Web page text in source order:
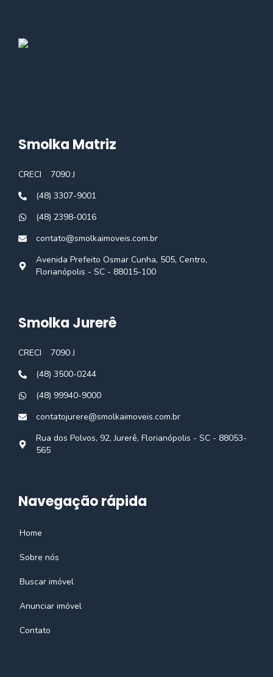
Smolka Matriz
CRECI
7090 J
(48) 3307-9001
(48) 2398-0016
contato@smolkaimoveis.com.br
Avenida Prefeito Osmar Cunha, 505, Centro,
Florianópolis - SC - 88015-100
Smolka Jurerê
CRECI
7090 J
(48) 3500-0244
(48) 99940-9000
contatojurere@smolkaimoveis.com.br
Rua dos Polvos, 92, Jurerê, Florianópolis - SC - 88053-
565
Navegação rápida
Home
Sobre nós
Buscar imóvel
Anunciar imóvel
Contato